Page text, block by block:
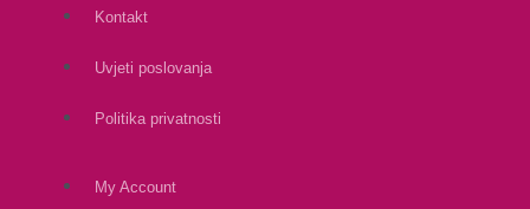
Kontakt
Uvjeti poslovanja
Politika privatnosti
My Account